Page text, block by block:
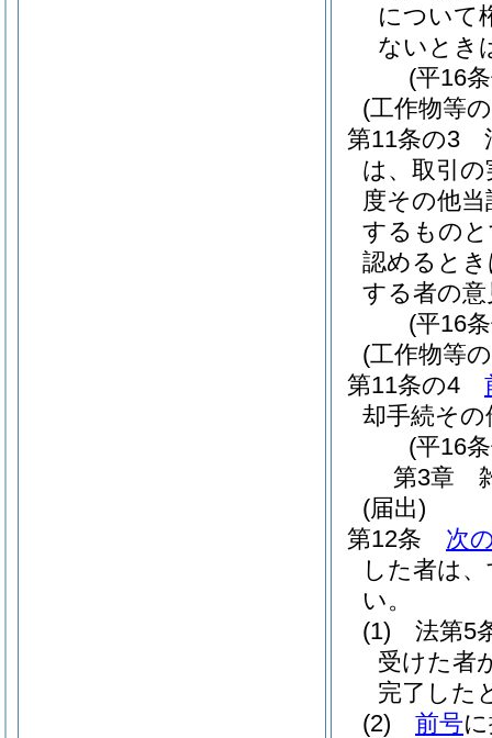
について
ないとき
(平16
(工作物等
第11条の3
は、取引
度その他
するもの
認めると
する者の
(平16
(工作物等
第11条の4
却手続そ
(平16
第3章
(届出)
第12条
次
した者は
い。
(1)
法第5
受けた者
完了した
(2)
前号